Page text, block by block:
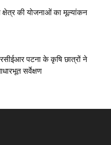
क्षेत्र की योजनाओं का मूल्यांकन
पटना के कृषि छात्रों ने
सर्वेक्षण